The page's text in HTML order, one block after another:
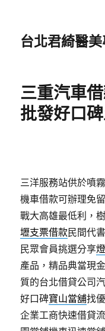
台北君綺醫
三重汽車
批發好口
三洋服務站供於噴
機車借款可辦理免
戰大高雄最低利，
壢支票借款民間代
民眾會員挑選分享
產品，精品典當現
質的台北借貸公司
好口碑寶山當舖找
企業工商快速借貸